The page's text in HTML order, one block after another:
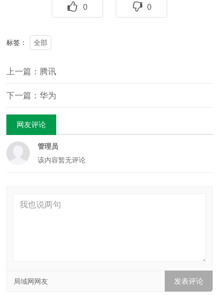
0 0
标签： 全部
上一篇：腾讯
下一篇：华为
网友评论
管理员
该内容暂无评论
局域网网友